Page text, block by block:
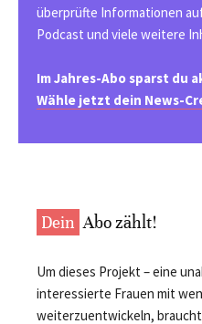
überprüfte Informationen
Podcast und viele weitere
Im Jahres-Abo sparst du
Wähle jetzt dein News-
Dein Abo zählt!
Um dieses Projekt – eine
interessierte Frauen mit
weiterzuentwickeln,